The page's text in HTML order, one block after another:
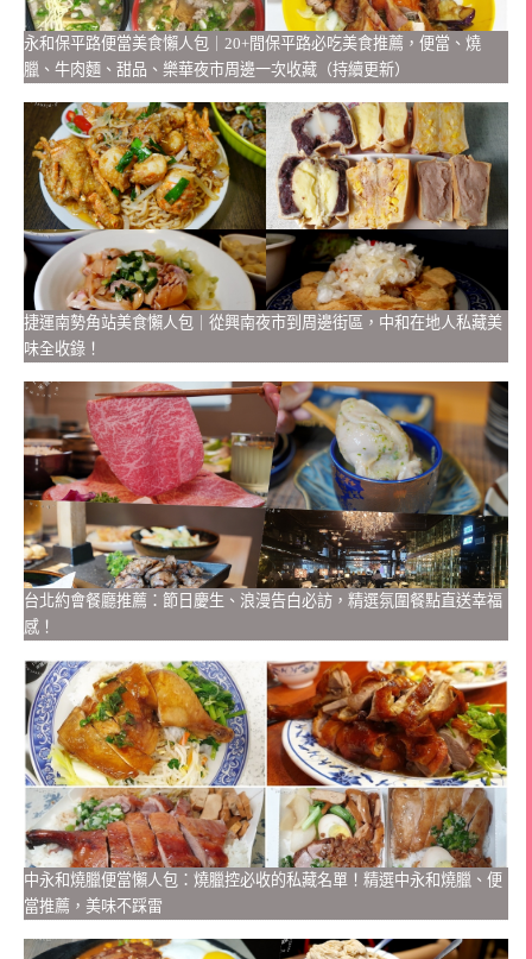
永和保平路便當美食懶人包｜20+間保平路必吃美食推薦，便當、燒
臘、牛肉麵、甜品、樂華夜市周邊一次收藏（持續更新）
捷運南勢角站美食懶人包｜從興南夜市到周邊街區，中和在地人私藏美
味全收錄！
台北約會餐廳推薦：節日慶生、浪漫告白必訪，精選氛圍餐點直送幸福
感！
中永和燒臘便當懶人包：燒臘控必收的私藏名單！精選中永和燒臘、便
當推薦，美味不踩雷